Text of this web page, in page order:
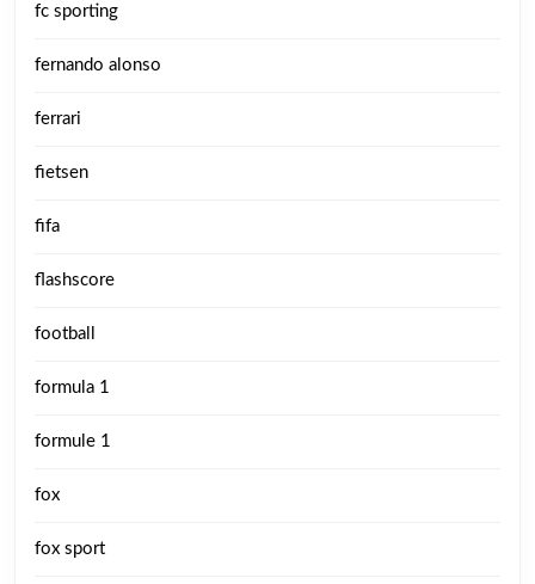
fc sporting
fernando alonso
ferrari
fietsen
fifa
flashscore
football
formula 1
formule 1
fox
fox sport